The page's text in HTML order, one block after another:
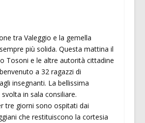
tra Valeggio e la gemella
più solida. Questa mattina il
Tosoni e le altre autorità cittadine
a 32 ragazzi di
insegnanti. La bellissima
in sala consiliare.
tre giorni sono ospitati dai
che restituiscono la cortesia